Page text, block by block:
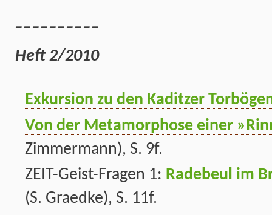
Heft 2/2010
Exkursion zu den Kaditzer
Von der Metamorphose einer
Zimmermann), S. 9f.
ZEIT-Geist-Fragen 1: Radebeul im
(S. Graedke), S. 11f.